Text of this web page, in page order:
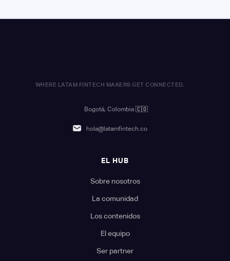
WHERE LATAM FINTECH MAKERS GET CONNECTED.
Bogotá, Colombia 🇨🇴
hola@latamfintech.co
EL HUB
Sobre nosotros
La comunidad
Los contenidos
El equipo
Ser partner